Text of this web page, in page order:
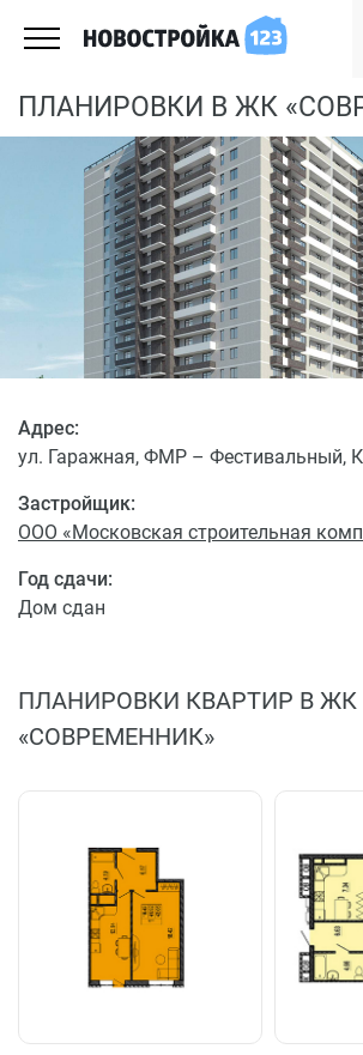
ПЛАНИРОВКИ В ЖК
Застройщик:
ООО «Московская строительная
Адрес:
ул. Гаражная, ФМР – Фестивальный,
Год сдачи:
Дом сдан
ПЛАНИРОВКИ КВАРТИР В ЖК
«СОВРЕМЕННИК»